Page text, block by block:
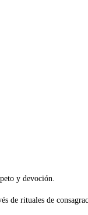
y devoción.
de rituales de